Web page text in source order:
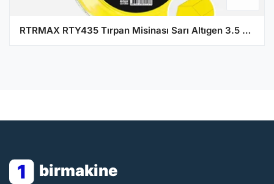
RTRMAX RTY435 Tırpan Misinası Sarı Altıgen 3.5 mm 41 Metre
1 birmakine